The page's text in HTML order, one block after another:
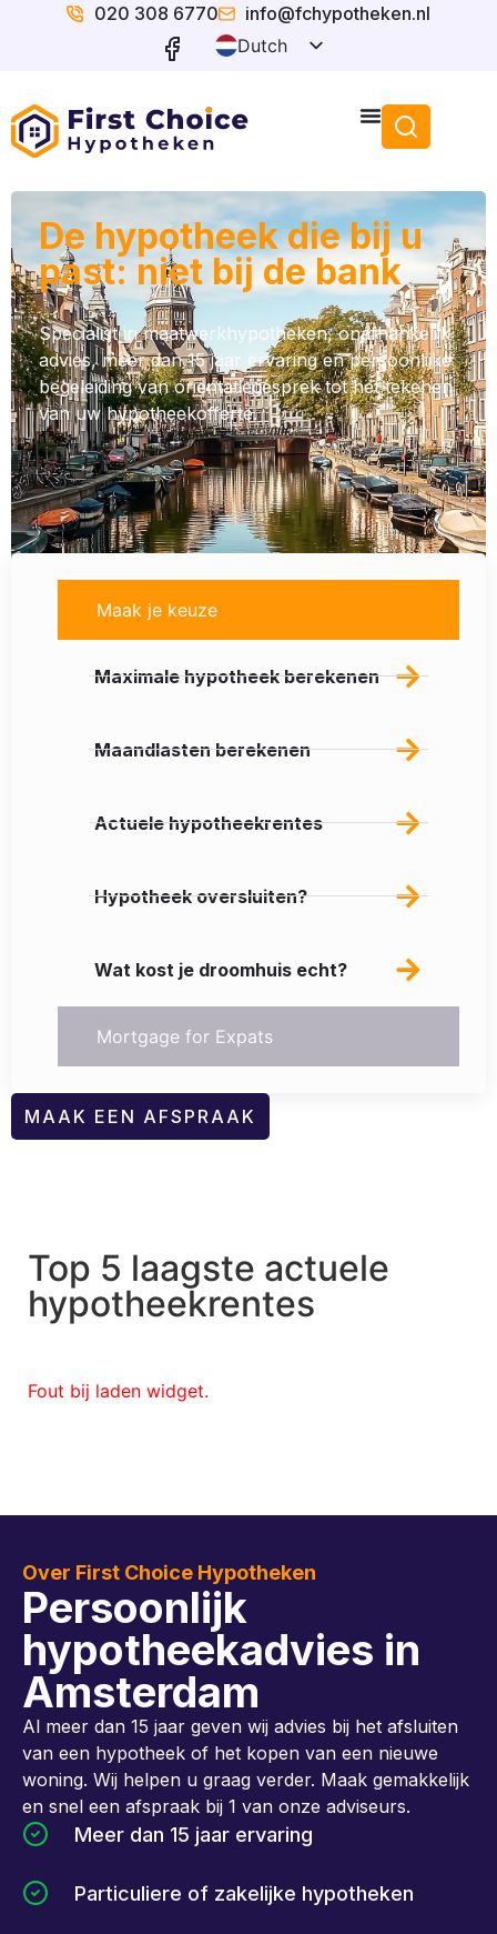
020 308 6770
info@fchypotheken.nl
Dutch
De hypotheek die bij u
past: niet bij de bank
Specialist in maatwerkhypotheken, onafhankelijk
advies, meer dan 15 jaar ervaring en persoonlijke
begeleiding van oriëntatiegesprek tot het tekenen
van uw hypotheekofferte.
Maak je keuze
Mortgage for Expats
Maximale hypotheek berekenen
Maandlasten berekenen
Actuele hypotheekrentes
Hypotheek oversluiten?
Wat kost je droomhuis echt?
MAAK EEN AFSPRAAK
Top 5 laagste actuele
hypotheekrentes
Fout bij laden widget.
Over First Choice Hypotheken
Persoonlijk
hypotheekadvies in
Amsterdam
Al meer dan 15 jaar geven wij advies bij het afsluiten
van een hypotheek of het kopen van een nieuwe
woning. Wij helpen u graag verder. Maak gemakkelijk
en snel een afspraak bij 1 van onze adviseurs.
Meer dan 15 jaar ervaring
Particuliere of zakelijke hypotheken